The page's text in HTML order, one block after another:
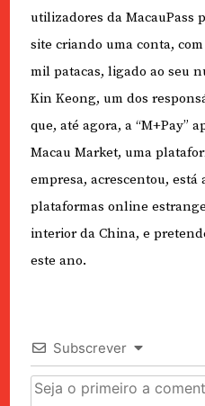
utilizadores da MacauPass
site criando uma conta,
mil patacas, ligado ao seu
Kin Keong, um dos
que, até agora, a “M+Pay”
Macau Market, uma
empresa, acrescentou, está
plataformas online
interior da China, e
este ano.
Subscrever